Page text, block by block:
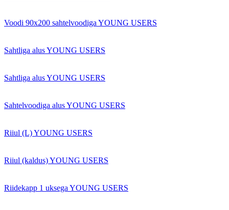
Voodi 90x200 sahtelvoodiga YOUNG USERS
Sahtliga alus YOUNG USERS
Sahtliga alus YOUNG USERS
Sahtelvoodiga alus YOUNG USERS
Riiul (L) YOUNG USERS
Riiul (kaldus) YOUNG USERS
Riidekapp 1 uksega YOUNG USERS